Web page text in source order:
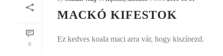
0
MACKÓ KIFESTOK
Ez kedves koala maci arra vár, hogy kiszínezd.